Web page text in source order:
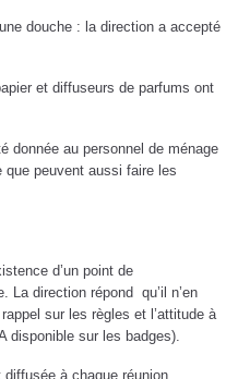
douche : la direction a accepté
et diffuseurs de parfums ont
donnée au personnel de ménage
que peuvent aussi faire les
d’un point de
La direction répond qu’il n’en
sur les règles et l’attitude à
disponible sur les badges).
à chaque réunion